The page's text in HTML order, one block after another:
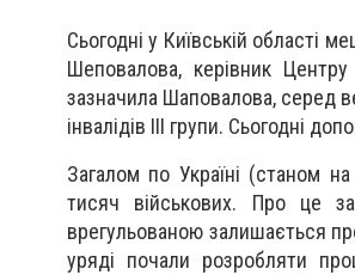
Сьогодні у Київській області
Шеповалова, керівник
зазначила Шаповалова, серед
інвалідів ІІІ групи. Сьогодні
Загалом по Україні (станом
тисяч військових. Про це
врегульованою залишається
уряді почали розробляти